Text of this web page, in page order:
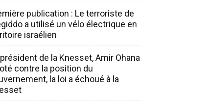
publication : Le terroriste de
a utilisé un vélo électrique en
israélien
de la Knesset, Amir Ohana
contre la position du
la loi a échoué à la